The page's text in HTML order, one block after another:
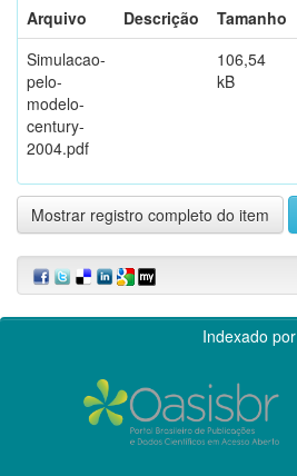
Arquivo
Descrição Tamanho
Simulacao-
pelo-
modelo-
century-
2004.pdf
106,54
kB
Mostrar registro completo do item
Indexado por